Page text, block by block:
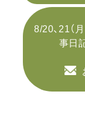
8/20、21（
事日